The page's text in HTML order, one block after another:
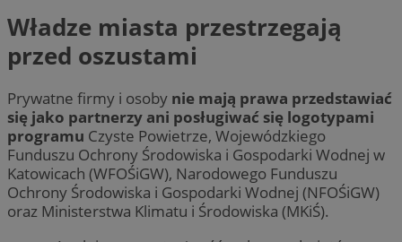
Władze miasta przestrzegają
przed oszustami
Prywatne firmy i osoby nie mają prawa przedstawiać
się jako partnerzy ani posługiwać się logotypami
programu Czyste Powietrze, Wojewódzkiego
Funduszu Ochrony Środowiska i Gospodarki Wodnej w
Katowicach (WFOŚiGW), Narodowego Funduszu
Ochrony Środowiska i Gospodarki Wodnej (NFOŚiGW)
oraz Ministerstwa Klimatu i Środowiska (MKiŚ).